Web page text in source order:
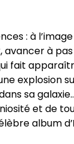
: à
à
fait
explosion
sa
et de
album d’